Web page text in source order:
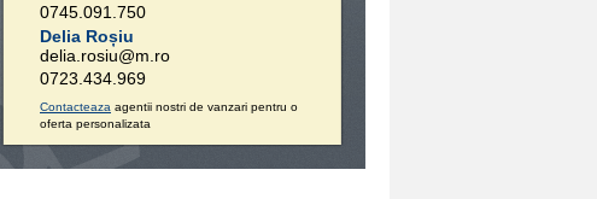
0745.091.750
Delia Roșiu
delia.rosiu@m.ro
0723.434.969
Contacteaza agentii nostri de vanzari pentru o
oferta personalizata